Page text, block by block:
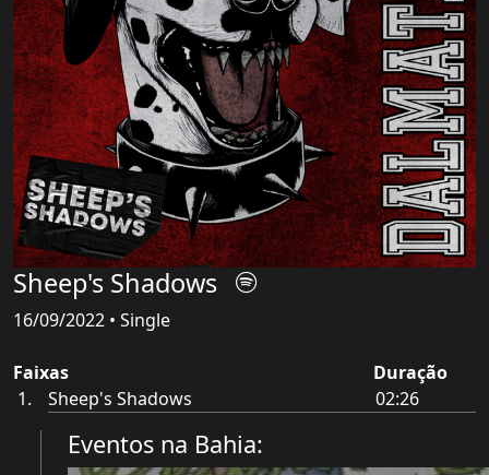
Sheep's Shadows
16/09/2022 • Single
Faixas
Duração
Sheep's Shadows
02:26
Eventos na Bahia: